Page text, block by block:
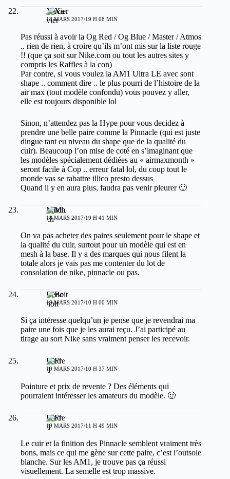
Xavier
18 MARS 2017/19 H 08 MIN
Pas réussi à avoir la Og Red / Og Blue / Master / Atmos
.. rien de rien, à croire qu’ils m’ont mis sur la liste rouge
!! (que ça soit sur Nike.com ou tout les autres sites y
compris les Raffles à la con)
Par contre, si vous voulez la AM1 Ultra LE avec sont
shape .. comment dire .. le plus pourri de l’histoire de la
air max (tout modèle confondu) vous pouvez y aller,
elle est toujours disponible lol
Sinon, n’attendez pas la Hype pour vous decidez à
prendre une belle paire comme la Pinnacle (qui est juste
dingue tant eu niveau du shape que de la qualité du
cuir). Beaucoup l’on mise de coté en s’imaginant que
les modèles spécialement dédiées au « airmaxmonth »
seront facile à Cop .. erreur fatal lol, du coup tout le
monde vas se rabattre illico presto dessus
Quand il y en aura plus, faudra pas venir pleurer 🙂
Mitch
18 MARS 2017/19 H 41 MIN
On va pas acheter des paires seulement pour le shape et
la qualité du cuir, surtout pour un modèle qui est en
mesh à la base. Il y a des marques qui nous filent la
totale alors je vais pas me contenter du lot de
consolation de nike, pinnacle ou pas.
Benoit
19 MARS 2017/10 H 00 MIN
Si ça intéresse quelqu’un je pense que je revendrai ma
paire une fois que je les aurai reçu. J’ai participé au
tirage au sort Nike sans vraiment penser les recevoir.
Fred
19 MARS 2017/10 H 37 MIN
Pointure et prix de revente ? Des éléments qui
pourraient intéresser les amateurs du modèle. 🙂
Fred
19 MARS 2017/11 H 49 MIN
Le cuir et la finition des Pinnacle semblent vraiment très
bons, mais ce qui me gène sur cette paire, c’est l’outsole
blanche. Sur les AM1, je trouve pas ça réussi
visuellement. La semelle est trop massive.